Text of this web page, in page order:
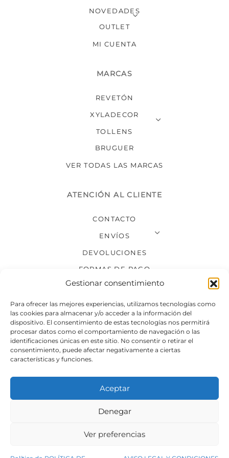
Gestionar consentimiento
Para ofrecer las mejores experiencias, utilizamos tecnologías como
las cookies para almacenar y/o acceder a la información del
dispositivo. El consentimiento de estas tecnologías nos permitirá
procesar datos como el comportamiento de navegación o las
identificaciones únicas en este sitio. No consentir o retirar el
consentimiento, puede afectar negativamente a ciertas
características y funciones.
Aceptar
Denegar
Ver preferencias
NOVEDADES
OUTLET
MI CUENTA
MARCAS
REVETÓN
XYLADECOR
TOLLENS
BRUGUER
VER TODAS LAS MARCAS
ATENCIÓN AL CLIENTE
CONTACTO
ENVÍOS
DEVOLUCIONES
FORMAS DE PAGO
SÍGUENOS
Condiciones generales de venta